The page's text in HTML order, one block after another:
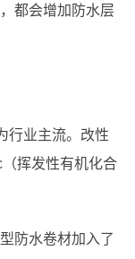
都会增加防水层
行业主流。改性
挥发性有机化合
防水卷材加入了